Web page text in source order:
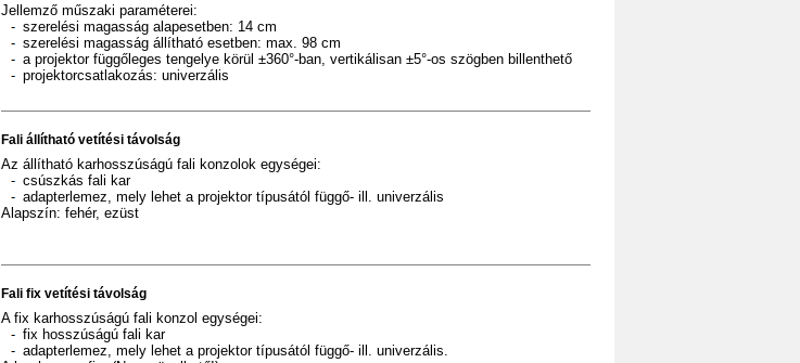
Jellemző műszaki paraméterei:
szerelési magasság alapesetben: 14 cm
szerelési magasság állítható esetben: max. 98 cm
a projektor függőleges tengelye körül ±360°-ban, vertikálisan ±5°-os szögben billenthető
projektorcsatlakozás: univerzális
Fali állítható vetítési távolság
Az állítható karhosszúságú fali konzolok egységei:
csúszkás fali kar
adapterlemez, mely lehet a projektor típusától függő- ill. univerzális
Alapszín: fehér, ezüst
Fali fix vetítési távolság
A fix karhosszúságú fali konzol egységei:
fix hosszúságú fali kar
adapterlemez, mely lehet a projektor típusától függő- ill. univerzális.